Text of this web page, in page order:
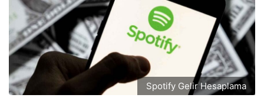
Spotify Gelir Hesaplama